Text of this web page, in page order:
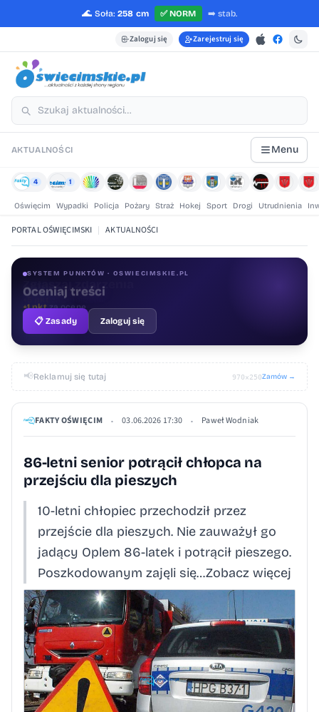
🌊 Soła: 258 cm ✅NORM ➡️ stab.
Zaloguj się Zarejestruj się
AKTUALNOŚCI Menu
4 1
Oświęcim Wypadki Policja Pożary Straż Hokej Sport Drogi Utrudnienia
PORTAL OŚWIĘCIMSKI | AKTUALNOŚCI
SYSTEM PUNKTÓW · OSWIECIMSKIE.PL
Oceniaj treści
+1 pkt za ocenę
📋 Zasady
Zaloguj się
📢Reklamuj się tutaj 970×250Zamów →
FAKTY OŚWIĘCIM • 03.06.2026 17:30 • Paweł Wodniak
86-letni senior potrącił chłopca na
przejściu dla pieszych
10-letni chłopiec przechodził przez
przejście dla pieszych. Nie zauważył go
jadący Oplem 86-latek i potrącił pieszego.
Poszkodowanym zajęli się…Zobacz więcej